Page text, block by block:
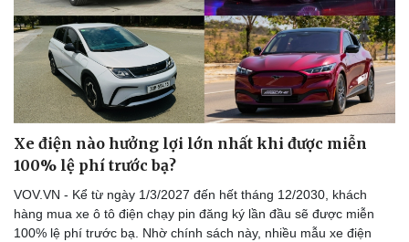
Xe điện nào hưởng lợi lớn nhất khi được miễn
100% lệ phí trước bạ?
VOV.VN - Kể từ ngày 1/3/2027 đến hết tháng 12/2030, khách
hàng mua xe ô tô điện chạy pin đăng ký lần đầu sẽ được miễn
100% lệ phí trước bạ. Nhờ chính sách này, nhiều mẫu xe điện